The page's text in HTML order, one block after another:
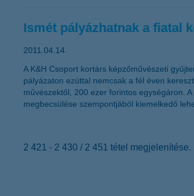
Ismét pályázhatnak a fiatal
2011.04.14.
A K&H Csoport kortárs képzőművészeti
pályázaton ezúttal nemcsak a fél éven
művészektől, 200 ezer forintos egységáron.
megbecsülése szempontjából kiemelkedő
2 421 - 2 430 / 2 451 tétel megjelenítése.